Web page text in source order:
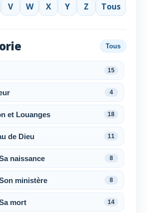
V W X Y Z Tous
Tous
15
4
et Louanges 18
de Dieu 11
naissance 8
ministère 8
mort 14